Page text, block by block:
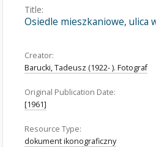
Title:
Osiedle mieszkaniowe, ulica
Creator:
Barucki, Tadeusz (1922- ). Fotograf
Original Publication Date:
[1961]
Resource Type:
dokument ikonograficzny